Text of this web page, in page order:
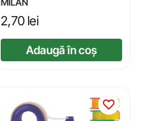
2,70 lei
Adaugă în coș